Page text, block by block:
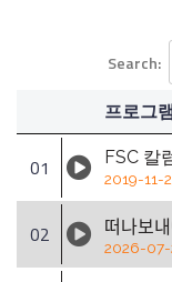
Search:
프로그
01 FSC 칼
2019-11-
02 2026-07-